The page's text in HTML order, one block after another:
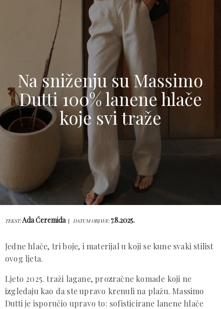
Na sniženju su Massimo
Dutti 100% lanene hlače
koje svi traže
TEKST:Ada Ćeremida DATUM OBJAVE: 7.8.2025.
Jedne hlače, tri boje, i materijal u koji se kune svaki stilist
ovog ljeta.
Ljeto 2025. traži lagane, prozračne komade koji ne
izgledaju kao da ste upravo krenuli na plažu. Massimo
Dutti je isporučio upravo to: sofisticirane lanene hlače